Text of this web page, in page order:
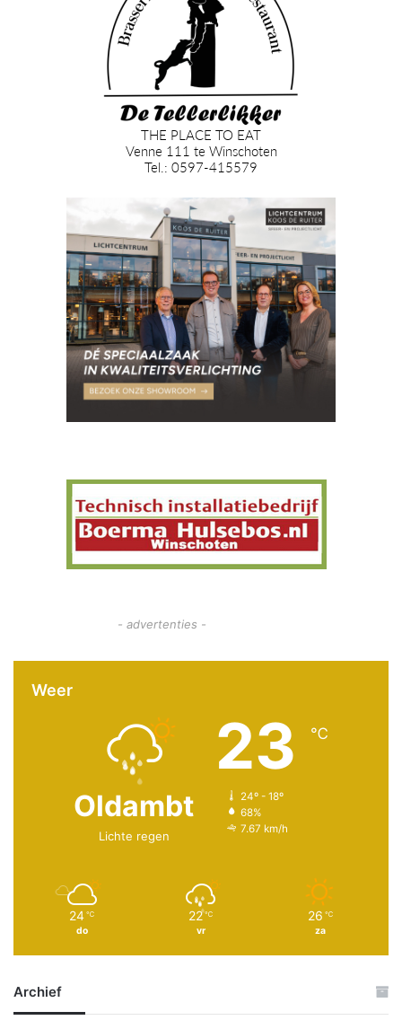
- advertenties -
Weer
Oldambt
Lichte regen
23 ℃
24º - 18º
68%
7.67 km/h
24 ℃
do
22 ℃
vr
26 ℃
za
Archief